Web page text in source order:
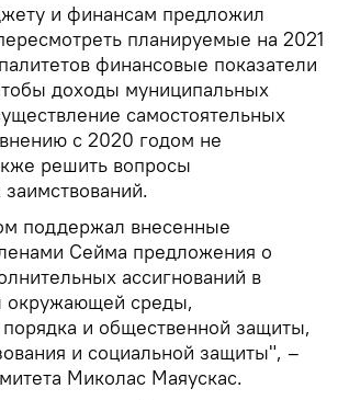
и финансам предложил
планируемые на 2021
финансовые показатели
доходы муниципальных
самостоятельных
с 2020 годом не
решить вопросы
поддержал внесенные
Сейма предложения о
ассигнований в
окружающей среды,
и общественной защиты,
и социальной защиты", –
Миколас Маяускас.